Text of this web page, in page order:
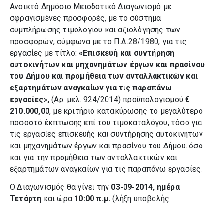
Ανοικτό Δημόσιο Μειοδοτικό Διαγωνισμό με
σφραγισμένες προσφορές, με το σύστημα
συμπλήρωσης τιμολογίου και αξιολόγησης των
προσφορών, σύμφωνα με το Π.Δ.28/1980, για τις
εργασίες με τίτλο: «Επισκευή και συντήρηση
αυτοκινήτων και μηχανημάτων έργων και πρασίνου
του Δήμου και προμήθεια των ανταλλακτικών και
εξαρτημάτων αναγκαίων για τις παραπάνω
εργασίες», (Αρ. μελ. 924/2014) προϋπολογισμού€
210.000,00, με κριτήριο κατακύρωσης το μεγαλύτερο
ποσοστό έκπτωσης επί του τιμοκαταλόγου, τόσο για
τις εργασίες επισκευής και συντήρησης αυτοκινήτων
και μηχανημάτων έργων και πρασίνου του Δήμου, όσο
και για την προμήθεια των ανταλλακτικών και
εξαρτημάτων αναγκαίων για τις παραπάνω εργασίες.
Ο Διαγωνισμός θα γίνει την 03-09-2014, ημέρα
Τετάρτη και ώρα 10:00 π.μ. (λήξη υποβολής